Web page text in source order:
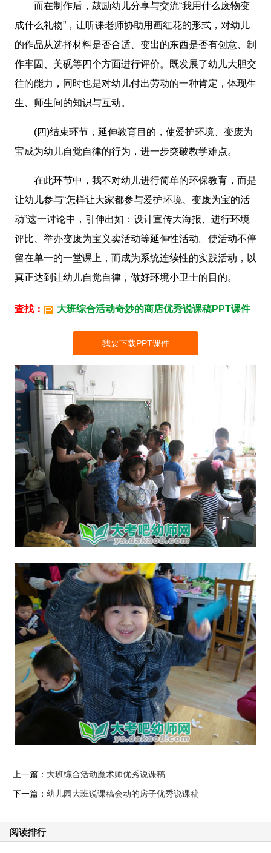
而在制作后，鼓励幼儿分享与交流“我用什么废物变
成什么礼物”，让听课老师协助用画红花的形式，对幼儿
的作品从选择材料是否合适、变出的东西是否有创意、制
作牢固、美砚等四个方面进行评价。既发展了幼儿大胆交
往的能力，同时也是对幼儿付出劳动的一种肯定，体现生
生、师生间的知识与互动。
(四)结束环节，延伸教育目的，使爱护环境、变废为
宝成为幼儿自觉自律的行为，进一步突破教学难点。
在此环节中，我不对幼儿进行简单的环保教育，而是
让幼儿参与“怎样让大家都参与爱护环境、变废为宝的活
动”这一讨论中，引伸出如：设计宣传大海报、进行环境
评比、举办变废为宝义卖活动等延伸性活动。使活动不停
留在单一的一堂课上，而成为系统连续性的实践活动，以
真正达到让幼儿自觉自律，做好环境小卫士的目的。
查找： 大班综合活动奇妙的商店优秀说课稿PPT课件
我要下载PPT课件
上一篇： 大班综合活动魔术师优秀说课稿
下一篇： 幼儿园大班说课稿会动的房子优秀说课稿
阅读排行